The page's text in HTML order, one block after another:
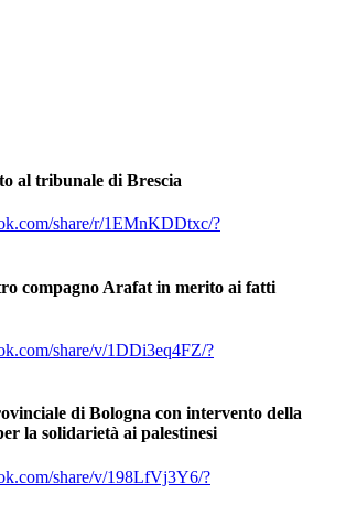
al tribunale di Brescia
share/r/1EMnKDDtxc/?
compagno Arafat in merito ai fatti
share/v/1DDi3eq4FZ/?
di Bologna con intervento della
la solidarietà ai palestinesi
share/v/198LfVj3Y6/?